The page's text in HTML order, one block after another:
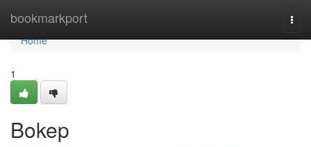
bookmarkport
Home
Home
1
Bokep